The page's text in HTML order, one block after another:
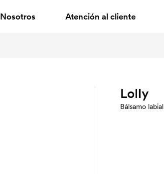
Nosotros Atención al cliente
Lolly
Bálsamo labial